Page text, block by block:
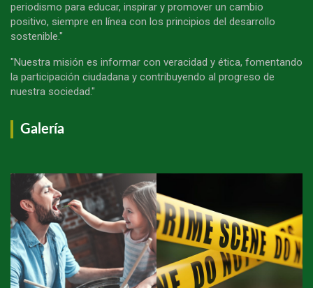
periodismo para educar, inspirar y promover un cambio
positivo, siempre en línea con los principios del desarrollo
sostenible."
"Nuestra misión es informar con veracidad y ética, fomentando
la participación ciudadana y contribuyendo al progreso de
nuestra sociedad."
Galería